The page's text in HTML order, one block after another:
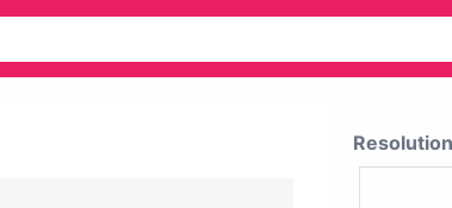
Resolution